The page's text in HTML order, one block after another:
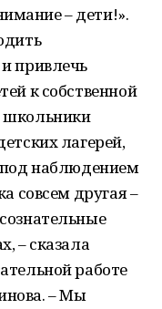
– дети!».
привлечь
к собственной
школьники
лагерей,
под наблюдением
совсем другая –
– сказала
работе
– Мы